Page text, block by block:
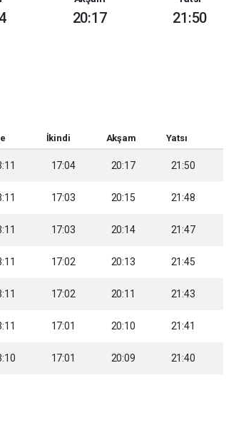
20:17 21:50
İkindi Akşam Yatsı
17:04 20:17 21:50
17:03 20:15 21:48
17:03 20:14 21:47
17:02 20:13 21:45
17:02 20:11 21:43
17:01 20:10 21:41
17:01 20:09 21:40